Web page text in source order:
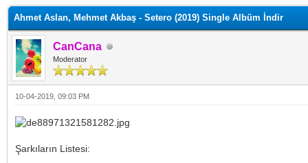
Ahmet Aslan, Mehmet Akbaş - Setero (2019) Single Albüm İndir
CanCana
Moderator
10-04-2019, 09:03 PM
Şarkıların Listesi: